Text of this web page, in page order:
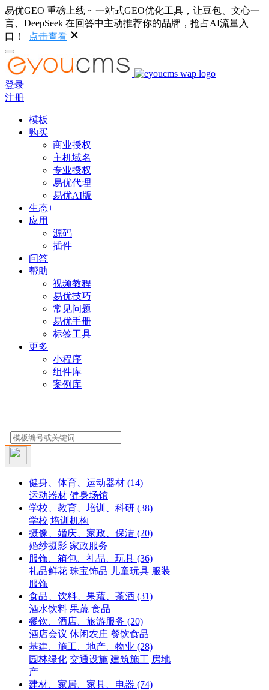
易优GEO 重磅上线 ~ 一站式GEO优化工具，让豆包、文心一
言、DeepSeek 在回答中主动推荐你的品牌，抢占AI流量入
口！
点击查看
登录
注册
模板
购买
商业授权
主机域名
专业授权
易优代理
易优AI版
生态+
应用
源码
插件
问答
帮助
视频教程
易优技巧
常见问题
易优手册
标签工具
更多
小程序
组件库
案例库
健身、体育、运动器材 (14)
运动器材 健身场馆
学校、教育、培训、科研 (38)
学校 培训机构
摄像、婚庆、家政、保洁 (20)
婚纱摄影 家政服务
服饰、箱包、礼品、玩具 (36)
礼品鲜花 珠宝饰品 儿童玩具 服装
服饰
食品、饮料、果蔬、茶酒 (31)
酒水饮料 果蔬 食品
餐饮、酒店、旅游服务 (20)
酒店会议 休闲农庄 餐饮食品
基建、施工、地产、物业 (28)
园林绿化 交通设施 建筑施工 房地
产
建材、家居、家具、电器 (74)